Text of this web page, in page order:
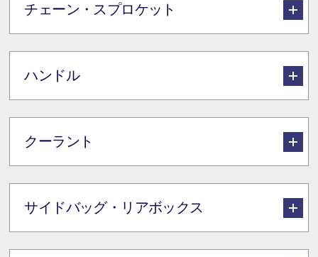
チェーン・スプロケット
ハンドル
クーラント
サイドバッグ・リアボックス